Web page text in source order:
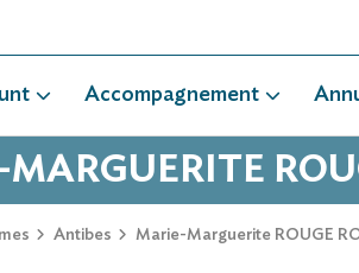
Accompagnement
Antibes Marie-Marguerite ROUGE